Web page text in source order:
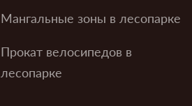
Мангальные зоны в лесопарке
Прокат велосипедов в
лесопарке